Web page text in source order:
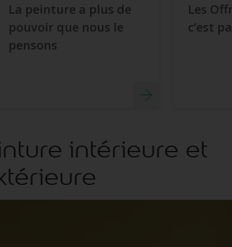
La peinture a plus de
pouvoir que nous le
pensons
Les
c’est
intérieure et